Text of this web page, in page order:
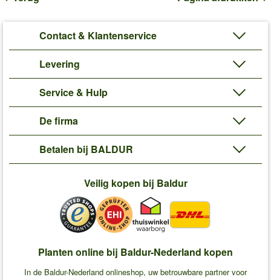
Contact & Klantenservice
Levering
Service & Hulp
De firma
Betalen bij BALDUR
Veilig kopen bij Baldur
Planten online bij Baldur-Nederland kopen
In de Baldur-Nederland onlineshop, uw betrouwbare partner voor